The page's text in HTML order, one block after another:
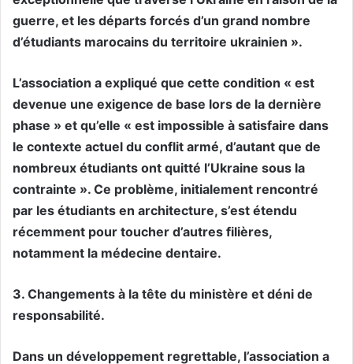
guerre, et les départs forcés d’un grand nombre
d’étudiants marocains du territoire ukrainien ».
L’association a expliqué que cette condition « est
devenue une exigence de base lors de la dernière
phase » et qu’elle « est impossible à satisfaire dans
le contexte actuel du conflit armé, d’autant que de
nombreux étudiants ont quitté l’Ukraine sous la
contrainte ». Ce problème, initialement rencontré
par les étudiants en architecture, s’est étendu
récemment pour toucher d’autres filières,
notamment la médecine dentaire.
3. Changements à la tête du ministère et déni de
responsabilité.
Dans un développement regrettable, l’association a